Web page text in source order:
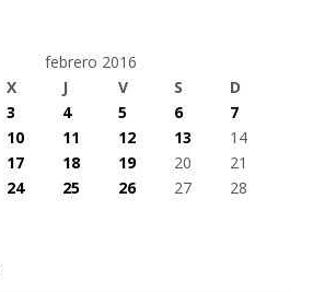
febrero 2016
X J V S
D
3 4 5 6
7
10 11 12 13
14
17 18 19 20
21
24 25 26 27
28